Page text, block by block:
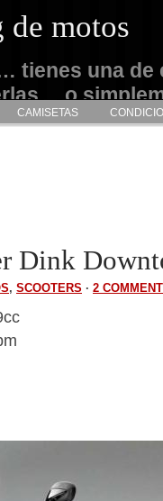
motos
tienes una de
o
CAMISETAS
Dink
, SCOOTERS · 2